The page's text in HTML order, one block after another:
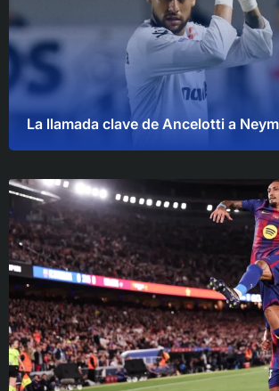
La llamada clave de Ancelotti a